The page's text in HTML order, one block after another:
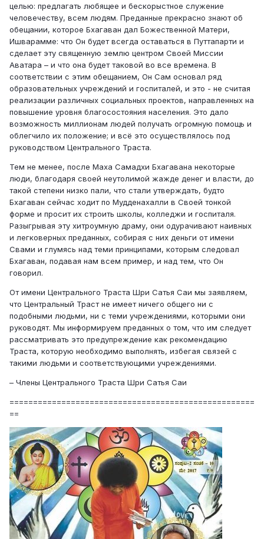
целью: предлагать любящее и бескорыстное служение
человечеству, всем людям. Преданные прекрасно знают об
обещании, которое Бхагаван дал Божественной Матери,
Ишварамме: что Он будет всегда оставаться в Путтапарти и
сделает эту священную землю центром Своей Миссии
Аватара – и что она будет таковой во все времена. В
соответствии с этим обещанием, Он Сам основал ряд
образовательных учреждений и госпиталей, и это - не считая
реализации различных социальных проектов, направленных на
повышение уровня благосостояния населения. Это дало
возможность миллионам людей получать огромную помощь и
облегчило их положение; и всё это осуществлялось под
руководством Центрального Траста.
Тем не менее, после Маха Самадхи Бхагавана некоторые
люди, благодаря своей неутолимой жажде денег и власти, до
такой степени низко пали, что стали утверждать, будто
Бхагаван сейчас ходит по Мудденахалли в Своей тонкой
форме и просит их строить школы, колледжи и госпиталя.
Разыгрывая эту хитроумную драму, они одурачивают наивных
и легковерных преданных, собирая с них деньги от имени
Свами и глумясь над теми принципами, которым следовал
Бхагаван, подавая нам всем пример, и над тем, что Он
говорил.
От имени Центрального Траста Шри Сатья Саи мы заявляем,
что Центральный Траст не имеет ничего общего ни с
подобными людьми, ни с теми учреждениями, которыми они
руководят. Мы информируем преданных о том, что им следует
рассматривать это предупреждение как рекомендацию
Траста, которую необходимо выполнять, избегая связей с
такими людьми и соответствующими учреждениями.
– Члены Центрального Траста Шри Сатья Саи
====================================================
==